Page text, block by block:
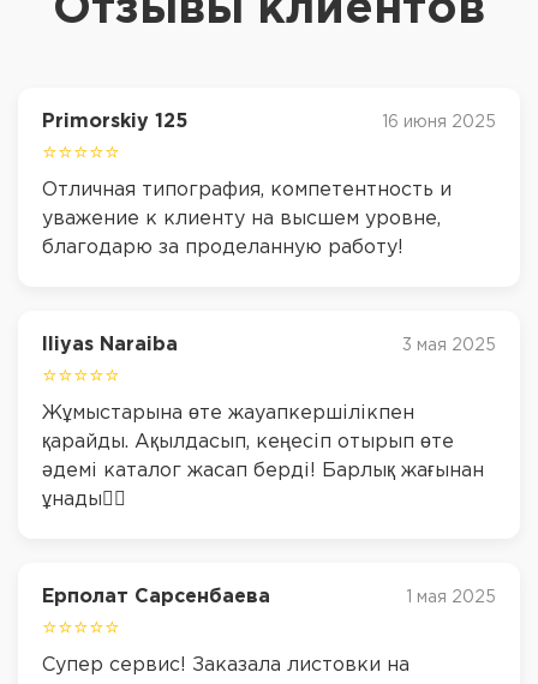
Отзывы клиентов
Primorskiy 125 16 июня 2025
⭐⭐⭐⭐⭐
Отличная типография, компетентность и
уважение к клиенту на высшем уровне,
благодарю за проделанную работу!
Iliyas Naraiba 3 мая 2025
⭐⭐⭐⭐⭐
Жұмыстарына өте жауапкершілікпен
қарайды. Ақылдасып, кеңесіп отырып өте
әдемі каталог жасап берді! Барлық жағынан
ұнады👍🏽
Ерполат Сарсенбаева 1 мая 2025
⭐⭐⭐⭐⭐
Супер сервис! Заказала листовки на